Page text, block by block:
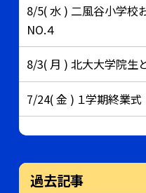
8/5( 水 ) 二風谷小学校
NO.４
8/3( 月 ) 北大大学院生
7/24( 金 ) １学期終業式
過去記事